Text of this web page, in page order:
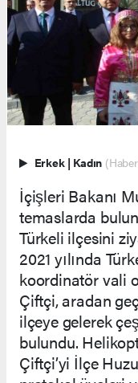
Erkek | Kadın
İçişleri Bakanı
temaslarda
Türkeli ilçesini
2021 yılında
koordinatör vali
Çiftçi, aradan
ilçeye gelerek
bulundu.
Çiftçi’yi İlçe